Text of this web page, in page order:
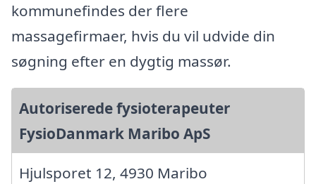
kommunefindes der flere
massagefirmaer, hvis du vil udvide din
søgning efter en dygtig massør.
Autoriserede fysioterapeuter
FysioDanmark Maribo ApS
Hjulsporet 12, 4930 Maribo